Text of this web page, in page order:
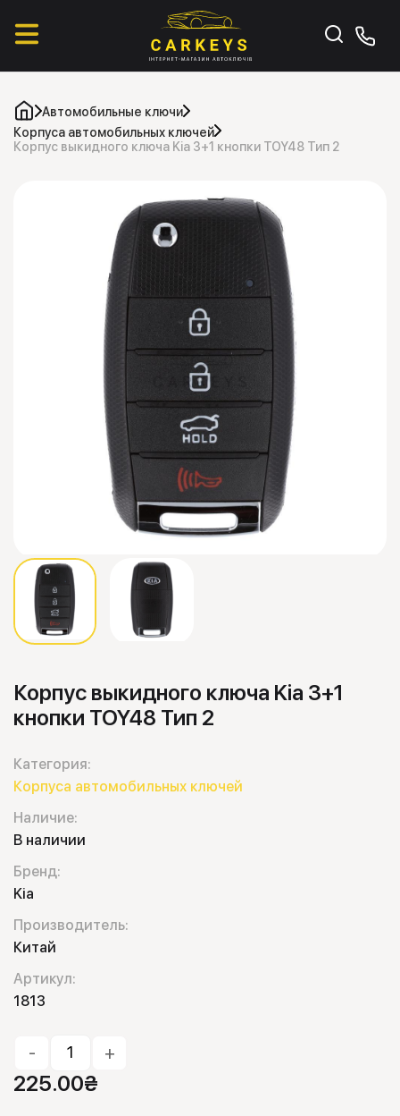
Автомобильные ключи
Корпуса автомобильных ключей
Корпус выкидного ключа Kia 3+1 кнопки TOY48 Тип 2
Корпус выкидного ключа Kia 3+1
кнопки TOY48 Тип 2
Категория:
Корпуса автомобильных ключей
Наличие:
В наличии
Бренд:
Kia
Производитель:
Китай
Артикул:
1813
- +
225.00₴